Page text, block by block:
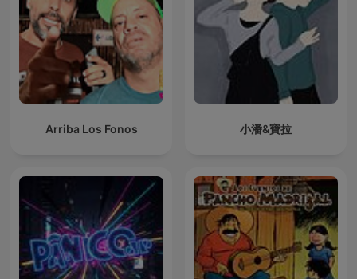
Arriba Los Fonos 小潘&寶拉